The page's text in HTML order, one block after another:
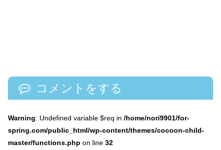
コメントをする
Warning: Undefined variable $req in /home/nori9901/for-
spring.com/public_html/wp-content/themes/cocoon-child-
master/functions.php on line 32